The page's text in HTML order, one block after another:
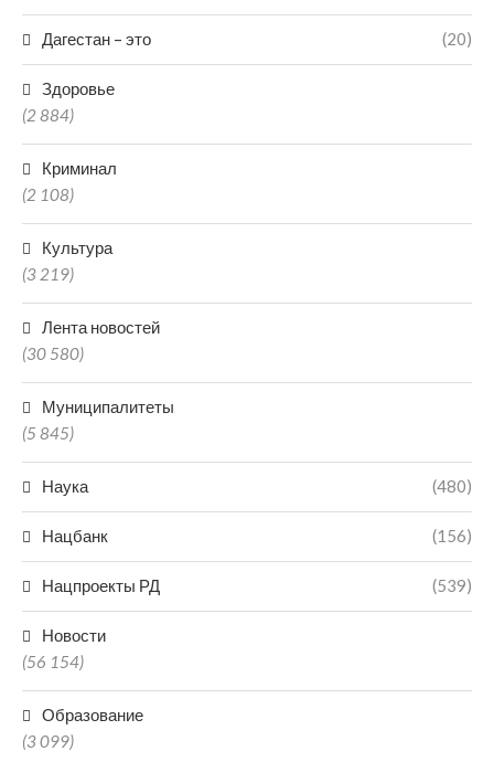
Дагестан – это (20)
Здоровье
(2 884)
Криминал
(2 108)
Культура
(3 219)
Лента новостей
(30 580)
Муниципалитеты
(5 845)
Наука (480)
Нацбанк (156)
Нацпроекты РД (539)
Новости
(56 154)
Образование
(3 099)